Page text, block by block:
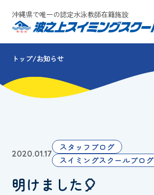
沖縄県で唯一の認定水泳教師在籍施設
スクールについて
コース・クラス紹介
団体会員募集
保護者の方へ
トップ お知らせ
2020.01.17
スタッフブログ
スイミングスクールブログ
明けました🎈